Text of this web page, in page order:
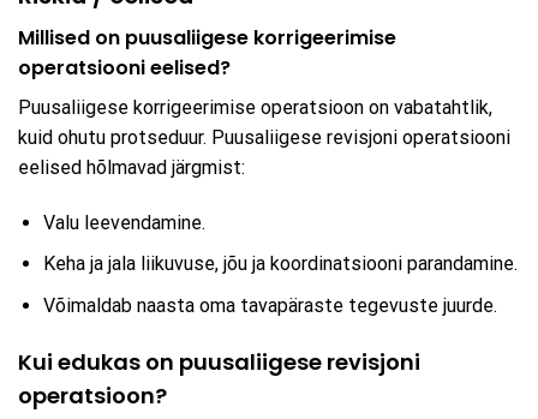
Millised on puusaliigese korrigeerimise
operatsiooni eelised?
Puusaliigese korrigeerimise operatsioon on vabatahtlik,
kuid ohutu protseduur. Puusaliigese revisjoni operatsiooni
eelised hõlmavad järgmist:
Valu leevendamine.
Keha ja jala liikuvuse, jõu ja koordinatsiooni parandamine.
Võimaldab naasta oma tavapäraste tegevuste juurde.
Kui edukas on puusaliigese revisjoni
operatsioon?